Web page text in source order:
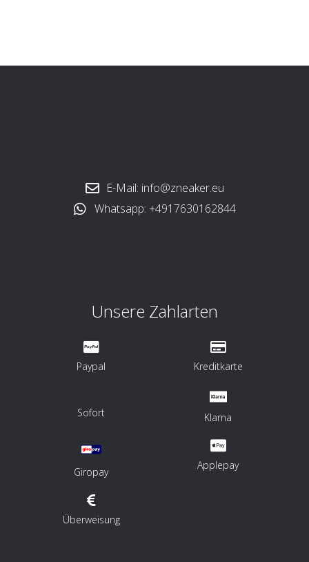
E-Mail: info@zneaker.eu
Whatsapp: +4917630162844
Unsere Zahlarten
Paypal Kreditkarte
Sofort Klarna
Giropay
Applepay
Überweisung